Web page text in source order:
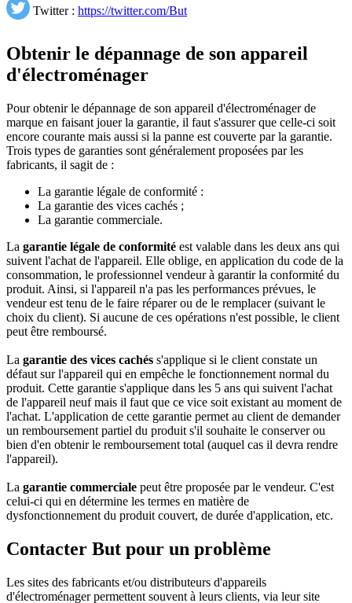
Twitter : https://twitter.com/But
Obtenir le dépannage de son appareil
d'électroménager
Pour obtenir le dépannage de son appareil d'électroménager de
marque en faisant jouer la garantie, il faut s'assurer que celle-ci soit
encore courante mais aussi si la panne est couverte par la garantie.
Trois types de garanties sont généralement proposées par les
fabricants, il sagit de :
La garantie légale de conformité :
La garantie des vices cachés ;
La garantie commerciale.
La garantie légale de conformité est valable dans les deux ans qui
suivent l'achat de l'appareil. Elle oblige, en application du code de la
consommation, le professionnel vendeur à garantir la conformité du
produit. Ainsi, si l'appareil n'a pas les performances prévues, le
vendeur est tenu de le faire réparer ou de le remplacer (suivant le
choix du client). Si aucune de ces opérations n'est possible, le client
peut être remboursé.
La garantie des vices cachés s'applique si le client constate un
défaut sur l'appareil qui en empêche le fonctionnement normal du
produit. Cette garantie s'applique dans les 5 ans qui suivent l'achat
de l'appareil neuf mais il faut que ce vice soit existant au moment de
l'achat. L'application de cette garantie permet au client de demander
un remboursement partiel du produit s'il souhaite le conserver ou
bien d'en obtenir le remboursement total (auquel cas il devra rendre
l'appareil).
La garantie commerciale peut être proposée par le vendeur. C'est
celui-ci qui en détermine les termes en matière de
dysfonctionnement du produit couvert, de durée d'application, etc.
Contacter But pour un problème
Les sites des fabricants et/ou distributeurs d'appareils
d'électroménager permettent souvent à leurs clients, via leur site